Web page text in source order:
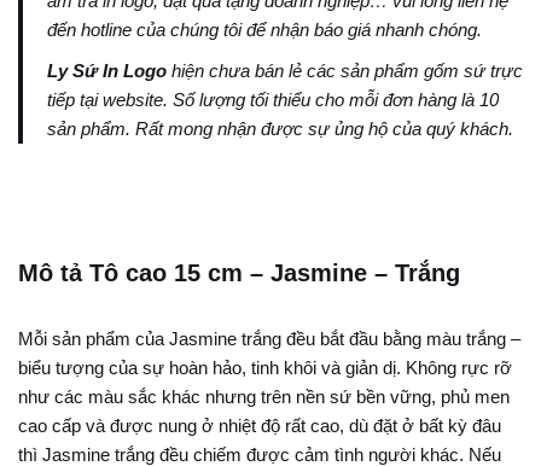
đến hotline của chúng tôi để nhận báo giá nhanh chóng.
Ly Sứ In Logo hiện chưa bán lẻ các sản phẩm gốm sứ trực
tiếp tại website. Số lượng tối thiểu cho mỗi đơn hàng là 10
sản phẩm. Rất mong nhận được sự ủng hộ của quý khách.
Mô tả Tô cao 15 cm – Jasmine – Trắng
Mỗi sản phẩm của Jasmine trắng đều bắt đầu bằng màu trắng –
biểu tượng của sự hoàn hảo, tinh khôi và giản dị. Không rực rỡ
như các màu sắc khác nhưng trên nền sứ bền vững, phủ men
cao cấp và được nung ở nhiệt độ rất cao, dù đặt ở bất kỳ đâu
thì Jasmine trắng đều chiếm được cảm tình người khác. Nếu